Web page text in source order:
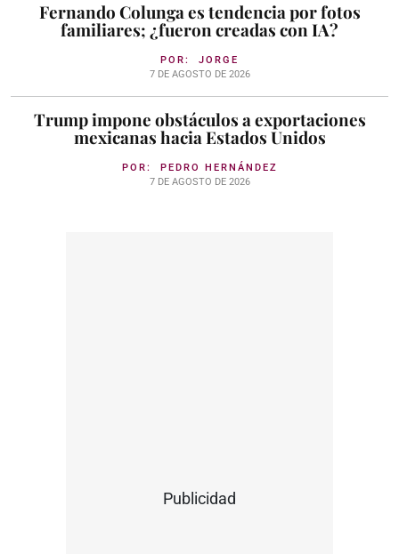
Fernando Colunga es tendencia por fotos
familiares; ¿fueron creadas con IA?
POR: JORGE
7 DE AGOSTO DE 2026
Trump impone obstáculos a exportaciones
mexicanas hacia Estados Unidos
POR: PEDRO HERNÁNDEZ
7 DE AGOSTO DE 2026
Publicidad